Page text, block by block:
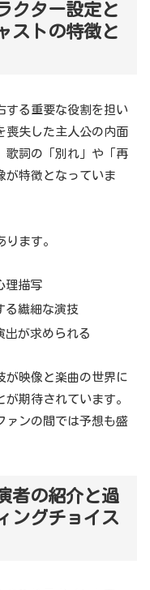
クター設定と
トの特徴と
する重要な役割を担い
喪失した主人公の内面
歌詞の「別れ」や「再
が特徴となっていま
ます。
理描写
る繊細な演技
出が求められる
が映像と楽曲の世界に
期待されています。
ァンの間では予想も盛
者の紹介と過
ングチョイス